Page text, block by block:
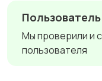
Мы проверили и
пользователя